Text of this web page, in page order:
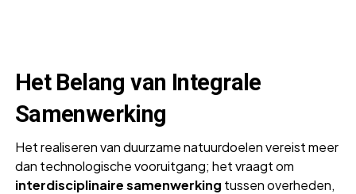
Het Belang van Integrale
Samenwerking
Het realiseren van duurzame natuurdoelen vereist meer
dan technologische vooruitgang; het vraagt om
interdisciplinaire samenwerking tussen overheden,